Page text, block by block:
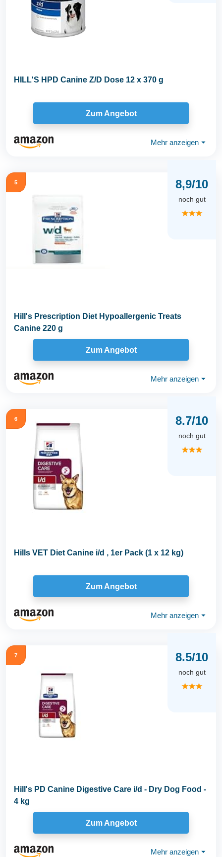
HILL'S HPD Canine Z/D Dose 12 x 370 g
Zum Angebot
Mehr anzeigen ⏷
5 8,9/10
noch gut
★★★
Hill's Prescription Diet Hypoallergenic Treats
Canine 220 g
Zum Angebot
Mehr anzeigen ⏷
6 8.7/10
noch gut
★★★
Hills VET Diet Canine i/d , 1er Pack (1 x 12 kg)
Zum Angebot
Mehr anzeigen ⏷
7 8.5/10
noch gut
★★★
Hill's PD Canine Digestive Care i/d - Dry Dog Food -
4 kg
Zum Angebot
Mehr anzeigen ⏷